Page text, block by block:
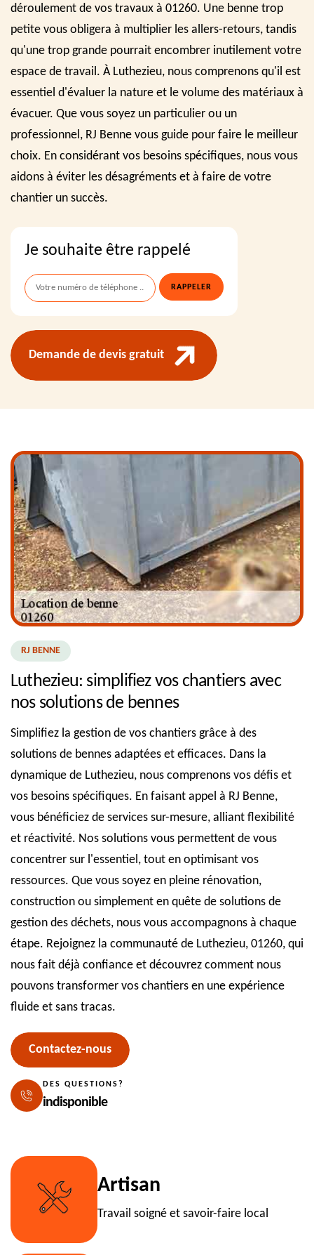
déroulement de vos travaux à 01260. Une benne trop
petite vous obligera à multiplier les allers-retours, tandis
qu'une trop grande pourrait encombrer inutilement votre
espace de travail. À Luthezieu, nous comprenons qu'il est
essentiel d'évaluer la nature et le volume des matériaux à
évacuer. Que vous soyez un particulier ou un
professionnel, RJ Benne vous guide pour faire le meilleur
choix. En considérant vos besoins spécifiques, nous vous
aidons à éviter les désagréments et à faire de votre
chantier un succès.
Je souhaite être rappelé
Demande de devis gratuit
RJ BENNE
Luthezieu: simplifiez vos chantiers avec
nos solutions de bennes
Simplifiez la gestion de vos chantiers grâce à des
solutions de bennes adaptées et efficaces. Dans la
dynamique de Luthezieu, nous comprenons vos défis et
vos besoins spécifiques. En faisant appel à RJ Benne,
vous bénéficiez de services sur-mesure, alliant flexibilité
et réactivité. Nos solutions vous permettent de vous
concentrer sur l'essentiel, tout en optimisant vos
ressources. Que vous soyez en pleine rénovation,
construction ou simplement en quête de solutions de
gestion des déchets, nous vous accompagnons à chaque
étape. Rejoignez la communauté de Luthezieu, 01260, qui
nous fait déjà confiance et découvrez comment nous
pouvons transformer vos chantiers en une expérience
fluide et sans tracas.
Contactez-nous
DES QUESTIONS?
indisponible
Artisan
Travail soigné et savoir-faire local